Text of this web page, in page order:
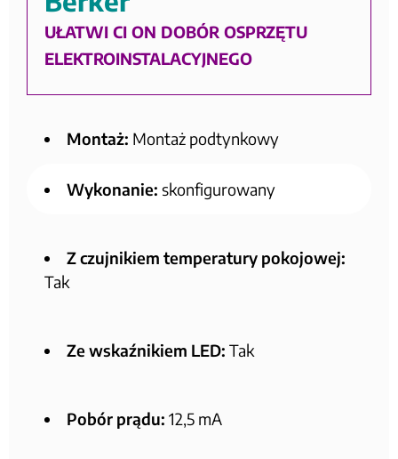
UŁATWI CI ON DOBÓR OSPRZĘTU
ELEKTROINSTALACYJNEGO
Montaż: Montaż podtynkowy
Wykonanie: skonfigurowany
Z czujnikiem temperatury pokojowej:
Tak
Ze wskaźnikiem LED: Tak
Pobór prądu: 12,5 mA